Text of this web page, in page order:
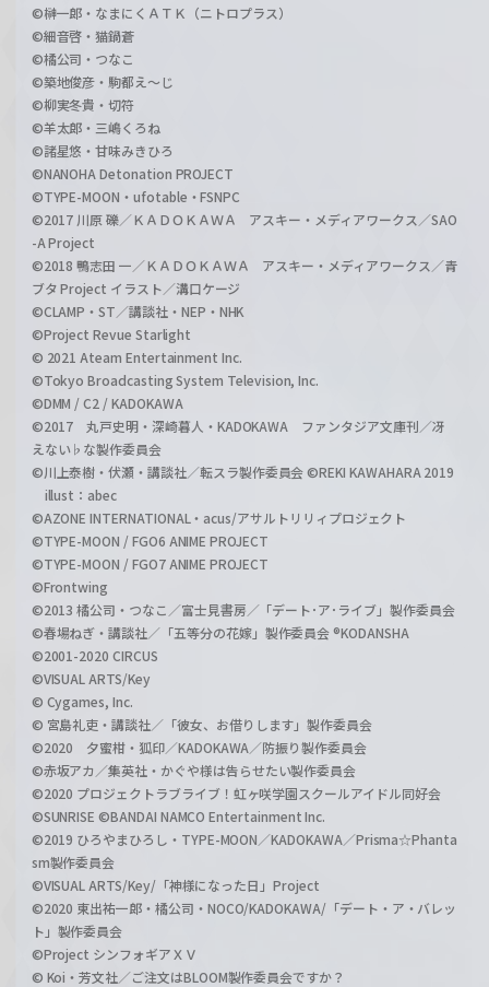
©榊一郎・なまにくＡＴＫ（ニトロプラス）
©細音啓・猫鍋蒼
©橘公司・つなこ
©築地俊彦・駒都え～じ
©柳実冬貴・切符
©羊太郎・三嶋くろね
©諸星悠・甘味みきひろ
©NANOHA Detonation PROJECT
©TYPE-MOON・ufotable・FSNPC
©2017 川原 礫／ＫＡＤＯＫＡＷＡ アスキー・メディアワークス／SAO
-A Project
©2018 鴨志田 一／ＫＡＤＯＫＡＷＡ アスキー・メディアワークス／青
ブタ Project イラスト／溝口ケージ
©CLAMP・ST／講談社・NEP・NHK
©Project Revue Starlight
© 2021 Ateam Entertainment Inc.
©Tokyo Broadcasting System Television, Inc.
©DMM / C2 / KADOKAWA
©2017 丸戸史明・深崎暮人・KADOKAWA ファンタジア文庫刊／冴
えない♭な製作委員会
©川上泰樹・伏瀬・講談社／転スラ製作委員会 ©REKI KAWAHARA 2019
illust：abec
©AZONE INTERNATIONAL・acus/アサルトリリィプロジェクト
©TYPE-MOON / FGO6 ANIME PROJECT
©TYPE-MOON / FGO7 ANIME PROJECT
©Frontwing
©2013 橘公司・つなこ／富士見書房／「デート･ア･ライブ」製作委員会
©春場ねぎ・講談社／「五等分の花嫁」製作委員会 ®KODANSHA
©2001-2020 CIRCUS
©VISUAL ARTS/Key
© Cygames, Inc.
© 宮島礼吏・講談社／「彼女、お借りします」製作委員会
©2020 夕蜜柑・狐印／KADOKAWA／防振り製作委員会
©赤坂アカ／集英社・かぐや様は告らせたい製作委員会
©2020 プロジェクトラブライブ！虹ヶ咲学園スクールアイドル同好会
©SUNRISE ©BANDAI NAMCO Entertainment Inc.
©2019 ひろやまひろし・TYPE-MOON／KADOKAWA／Prisma☆Phanta
sm製作委員会
©VISUAL ARTS/Key/「神様になった日」Project
©2020 東出祐一郎・橘公司・NOCO/KADOKAWA/「デート・ア・バレッ
ト」製作委員会
©Project シンフォギアＸＶ
© Koi・芳文社／ご注文はBLOOM製作委員会ですか？